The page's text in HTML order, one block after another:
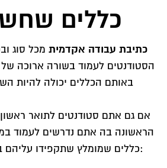
1. כתיבת עבודה אקדמית – כללים שחשוב ליישם
3. שירותי כתיבת עבודות אקדמאיות
כללים
דגשים חשובים
כתיבת עבודה
עבודות אקדמיות – איך לעבור אותן בשלום?
כללים
כתיבת עבודה אקדמית מכל סוג
הסטודנטים לעמוד בשורה ארוכה
באותם הכללים יכולה להיות
אם גם אתם סטודנטים לתואר
הראשונה בה אתם נדרשים לעמוד
כללים שמומלץ שתקפידו עליהם במהלך כתיבת העבודה: